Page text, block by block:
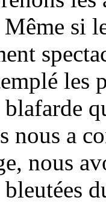
si
les
nous a
nous